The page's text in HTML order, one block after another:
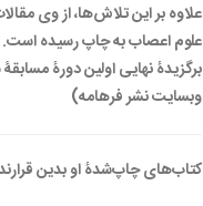
علاوه بر این تلاش‌ها، از وی
علوم اعصاب به چاپ رسیده است.
برگزیدۀ نهایی اولین دورۀ
وبسایت نشر فرهامه)
کتاب‌های چاپ‌شدۀ او بدین